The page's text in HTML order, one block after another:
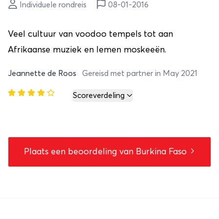
Individuele rondreis 08-01-2016
Veel cultuur van voodoo tempels tot aan
Afrikaanse muziek en lemen moskeeën.
Jeannette de Roos Gereisd met partner in May 2021
Scoreverdeling
Plaats een beoordeling van Burkina Faso